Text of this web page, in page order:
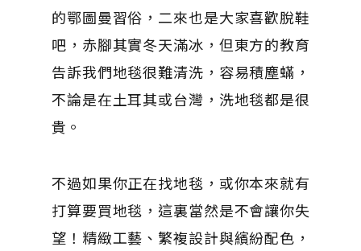
的鄂圖曼習俗，二來也是大家喜歡脫鞋
吧，赤腳其實冬天滿冰，但東方的教育
告訴我們地毯很難清洗，容易積塵蟎，
不論是在土耳其或台灣，洗地毯都是很
貴。
不過如果你正在找地毯，或你本來就有
打算要買地毯，這裏當然是不會讓你失
望！精緻工藝、繁複設計與繽紛配色，